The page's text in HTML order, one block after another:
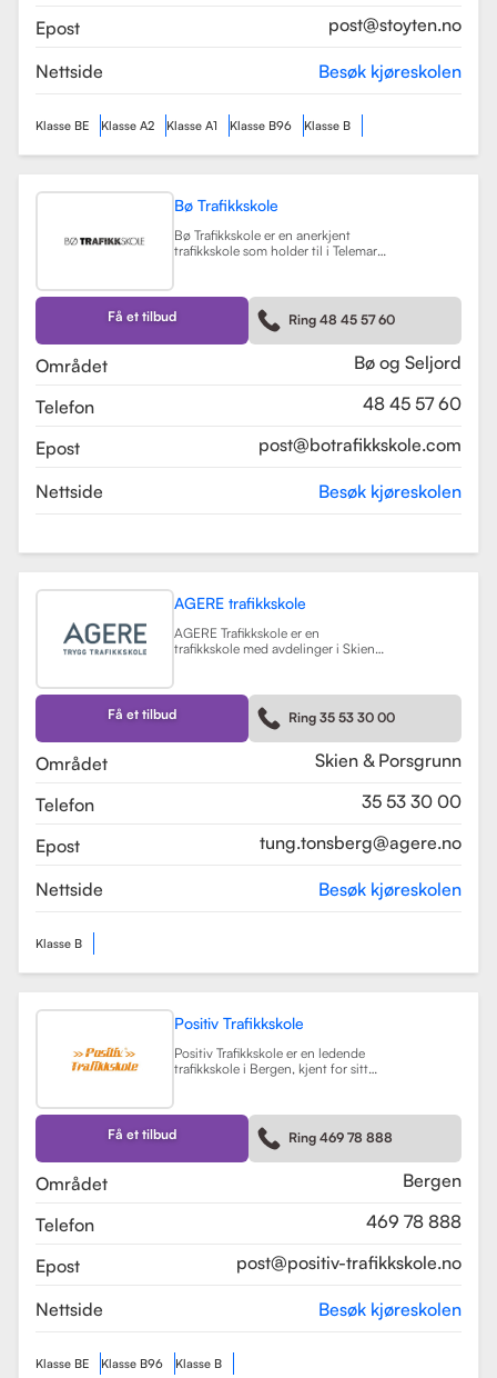
Epost
post@stoyten.no
Nettside Besøk kjøreskolen
Klasse BE Klasse A2 Klasse A1 Klasse B96 Klasse B
Bø Trafikkskole
Bø Trafikkskole er en anerkjent
trafikkskole som holder til i Telemark,
elever. Skolen tilbyr opplæring for
førerkort i klasse B, B96 og BE, samt
en rekke kurs som trafikalt
grunnkurs, mørkekjøring, førstehjelp
Få et tilbud Ring 48 45 57 60
Området
Bø og Seljord
Telefon
48 45 57 60
Epost
post@botrafikkskole.com
Nettside Besøk kjøreskolen
AGERE trafikkskole
AGERE Trafikkskole er en
trafikkskole med avdelinger i Skien
førerkortklasser, fra moped til buss
og lastebil. Skolen har som mål å gi
elevene de nødvendige ferdighetene
og holdningene for å bli trygge og
kompetente sjåfører, med et fokus
på nullvisjonen om ingen drepte
god kvalitet på opplæringen.
AGERE Trafikkskole tilbyr også ulike
teorikurs og spesialiserte moduler
Les mer
Få et tilbud Ring 35 53 30 00
Området
Skien & Porsgrunn
Telefon
35 53 30 00
Epost
tung.tonsberg@agere.no
Nettside Besøk kjøreskolen
Klasse B
Positiv Trafikkskole
Positiv Trafikkskole er en ledende
trafikkskole i Bergen, kjent for sitt
føreropplæring for både bil,
tilhenger og moped, og har
spesialiserte kurs som trafikalt
grunnkurs og mørkekjøring. Les mer
Få et tilbud Ring 469 78 888
Området
Bergen
Telefon
469 78 888
Epost
post@positiv-trafikkskole.no
Nettside Besøk kjøreskolen
Klasse BE Klasse B96 Klasse B